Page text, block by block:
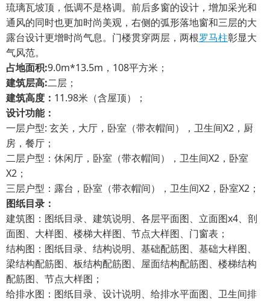
琉璃瓦坡顶，低调不是格调。前后多窗的设计，增加采光和
通风的同时也更加时尚美观，右侧的弧形落地窗和三层的大
露台设计更增时尚气息。门楼贯穿两层，两根罗马柱彰显大
气风范。
占地面积:9.0m*13.5m，108平方米；
建筑层高:二层；
建筑高度： 11.98米（含屋顶）；
设计功能：
一层户型: 玄关，大厅，卧室（带衣帽间），卫生间X2，厨
房，餐厅；
二层户型：休闲厅，卧室（带衣帽间），卫生间X2，卧室
X2；
三层户型：露台，卧室（带衣帽间），卫生间X2，卧室X2；
图纸目录：
建筑图：图纸目录、建筑说明、各层平面图、立面图x4、剖
面图、大样图、楼梯大样图、节点大样图、门窗表；
结构图：图纸目录、结构说明、基础配筋图、基础大样图、
梁结构配筋图、板结构配筋图、屋面结构配筋图、楼梯结构
配筋图、节点大样图；
给排水图：图纸目录、设计说明、给排水平面图、卫生间排